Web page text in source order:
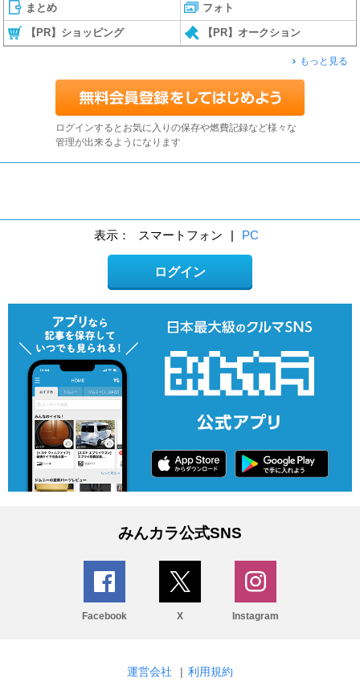
まとめ フォト
【PR】ショッピング 【PR】オークション
もっと見る
ログインするとお気に入りの保存や燃費記録など様々な
管理が出来るようになります
表示： スマートフォン | PC
ログイン
みんカラ公式SNS
Facebook X Instagram
運営会社 | 利用規約